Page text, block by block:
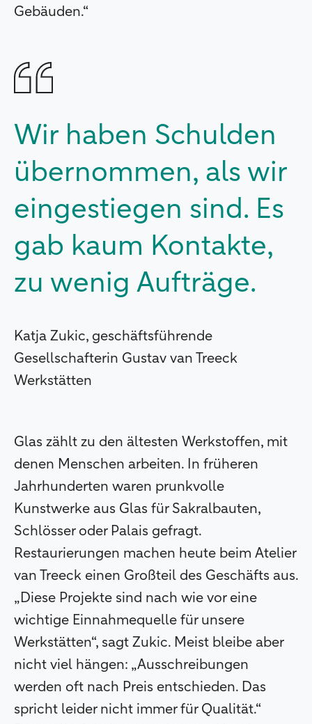
Gebäuden.“
Wir haben Schulden
übernommen, als wir
eingestiegen sind. Es
gab kaum Kontakte,
zu wenig Aufträge.
Katja Zukic, geschäftsführende
Gesellschafterin Gustav van Treeck
Werkstätten
Glas zählt zu den ältesten Werkstoffen, mit
denen Menschen arbeiten. In früheren
Jahrhunderten waren prunkvolle
Kunstwerke aus Glas für Sakralbauten,
Schlösser oder Palais gefragt.
Restaurierungen machen heute beim Atelier
van Treeck einen Großteil des Geschäfts aus.
„Diese Projekte sind nach wie vor eine
wichtige Einnahmequelle für unsere
Werkstätten“, sagt Zukic. Meist bleibe aber
nicht viel hängen: „Ausschreibungen
werden oft nach Preis entschieden. Das
spricht leider nicht immer für Qualität.“